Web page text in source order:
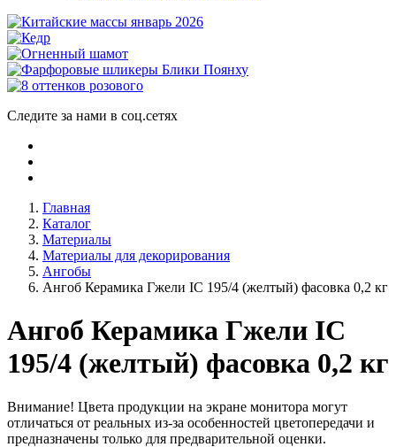
Следите за нами в соц.сетях
Главная
Каталог
Материалы
Материалы для декорирования
Ангобы
Ангоб Керамика Гжели IC 195/4 (желтый) фасовка 0,2 кг
Ангоб Керамика Гжели IC
195/4 (желтый) фасовка 0,2 кг
Внимание! Цвета продукции на экране монитора могут
отличаться от реальных из-за особенностей цветопередачи и
предназначены только для предварительной оценки.